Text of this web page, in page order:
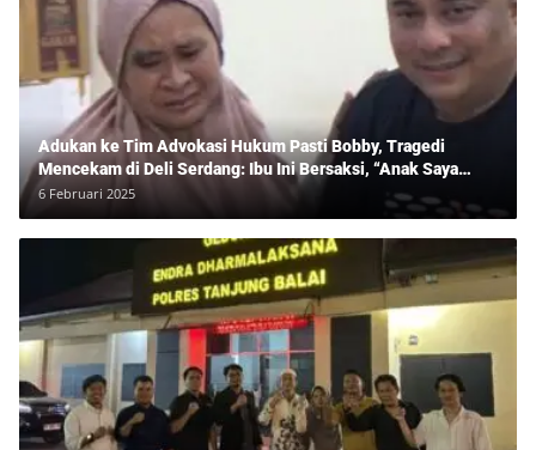
Adukan ke Tim Advokasi Hukum Pasti Bobby, Tragedi
Mencekam di Deli Serdang: Ibu Ini Bersaksi, “Anak Saya
Ditangkap Tanpa Bukti dan Bukan Bandar Narkoba!”
6 Februari 2025